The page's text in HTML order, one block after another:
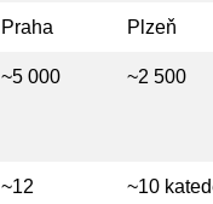
Praha Plzeň
~5 000 ~2 500
~12
~10